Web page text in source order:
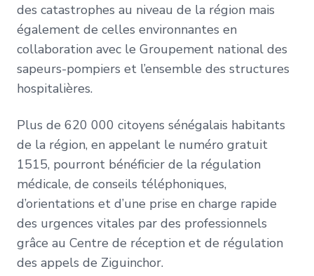
des catastrophes au niveau de la région mais
également de celles environnantes en
collaboration avec le Groupement national des
sapeurs-pompiers et l’ensemble des structures
hospitalières.
Plus de 620 000 citoyens sénégalais habitants
de la région, en appelant le numéro gratuit
1515, pourront bénéficier de la régulation
médicale, de conseils téléphoniques,
d’orientations et d’une prise en charge rapide
des urgences vitales par des professionnels
grâce au Centre de réception et de régulation
des appels de Ziguinchor.